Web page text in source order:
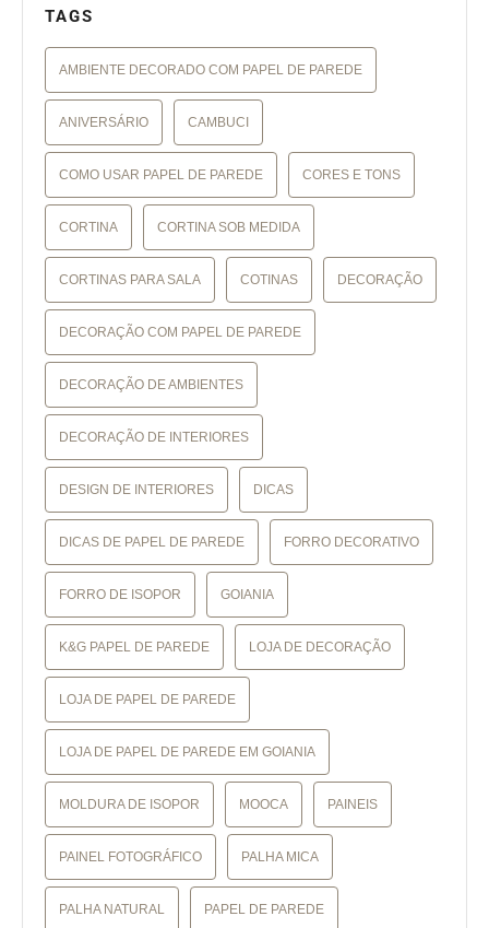
TAGS
AMBIENTE DECORADO COM PAPEL DE PAREDE
ANIVERSÁRIO CAMBUCI
COMO USAR PAPEL DE PAREDE CORES E TONS
CORTINA CORTINA SOB MEDIDA
CORTINAS PARA SALA COTINAS DECORAÇÃO
DECORAÇÃO COM PAPEL DE PAREDE
DECORAÇÃO DE AMBIENTES
DECORAÇÃO DE INTERIORES
DESIGN DE INTERIORES DICAS
DICAS DE PAPEL DE PAREDE FORRO DECORATIVO
FORRO DE ISOPOR GOIANIA
K&G PAPEL DE PAREDE LOJA DE DECORAÇÃO
LOJA DE PAPEL DE PAREDE
LOJA DE PAPEL DE PAREDE EM GOIANIA
MOLDURA DE ISOPOR MOOCA PAINEIS
PAINEL FOTOGRÁFICO PALHA MICA
PALHA NATURAL PAPEL DE PAREDE